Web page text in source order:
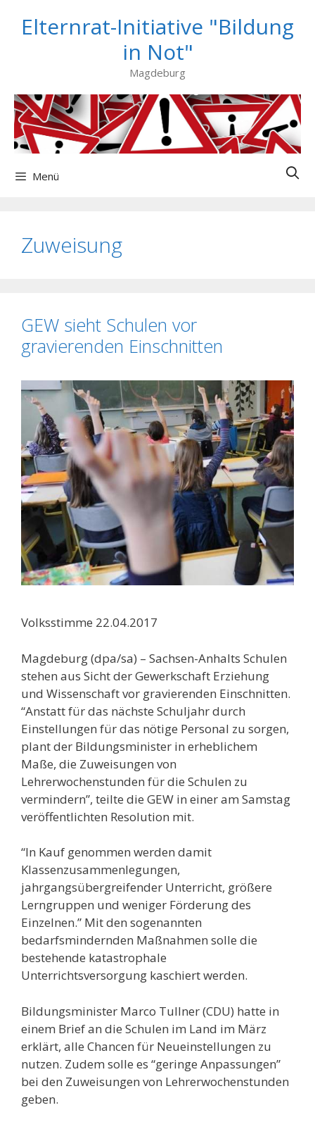
InhaltElternrat-Initiative "Bildung
in Not"
Magdeburg
Menü
Zuweisung
GEW sieht Schulen vor
gravierenden Einschnitten
Volksstimme 22.04.2017
Magdeburg (dpa/sa) – Sachsen-Anhalts Schulen
stehen aus Sicht der Gewerkschaft Erziehung
und Wissenschaft vor gravierenden Einschnitten.
“Anstatt für das nächste Schuljahr durch
Einstellungen für das nötige Personal zu sorgen,
plant der Bildungsminister in erheblichem
Maße, die Zuweisungen von
Lehrerwochenstunden für die Schulen zu
vermindern”, teilte die GEW in einer am Samstag
veröffentlichten Resolution mit.
“In Kauf genommen werden damit
Klassenzusammenlegungen,
jahrgangsübergreifender Unterricht, größere
Lerngruppen und weniger Förderung des
Einzelnen.” Mit den sogenannten
bedarfsmindernden Maßnahmen solle die
bestehende katastrophale
Unterrichtsversorgung kaschiert werden.
Bildungsminister Marco Tullner (CDU) hatte in
einem Brief an die Schulen im Land im März
erklärt, alle Chancen für Neueinstellungen zu
nutzen. Zudem solle es “geringe Anpassungen”
bei den Zuweisungen von Lehrerwochenstunden
geben.